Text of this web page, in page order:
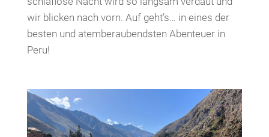
wir blicken nach vorn. Auf geht’s… in eines der
besten und atemberaubendsten Abenteuer in
Peru!